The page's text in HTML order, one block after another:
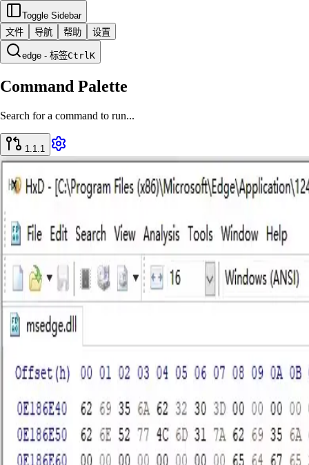
Toggle Sidebar
文件
导航 帮助 设置
edge - 标签CtrlK
Command Palette
Search for a command to run...
1.1.1